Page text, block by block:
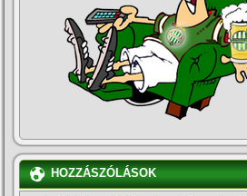
HOZZÁSZÓLÁSOK